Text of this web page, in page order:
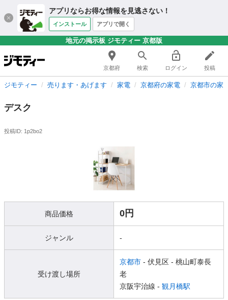
アプリならお得な情報を見逃さない！
インストール アプリで開く
地元の掲示板 ジモティー 京都版
京都府 検索 ログイン 投稿
ジモティー 売ります・あげます 家電 京都府の家電 京都市の家
デスク
投稿ID: 1p2bo2
商品価格 0円
ジャンル -
受け渡し場所
京都市 - 伏見区 - 桃山町泰長
老
京阪宇治線 - 観月橋駅